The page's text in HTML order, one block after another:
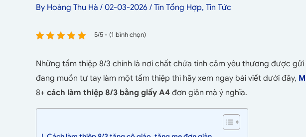
By Hoàng Thu Hà / 02-03-2026 / Tin Tổng Hợp, Tin Tức
5/5 - (1 bình chọn)
Những tấm thiệp 8/3 chính là nơi chất chứa tình cảm yêu thương được
đang muốn tự tay làm một tấm thiệp thì hãy xem ngay bài viết dưới đây,
8+ cách làm thiệp 8/3 bằng giấy A4 đơn giản mà ý nghĩa.